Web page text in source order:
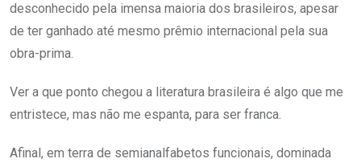
desconhecido pela imensa maioria dos brasileiros, apesar
de ter ganhado até mesmo prêmio internacional pela sua
obra-prima.
Ver a que ponto chegou a literatura brasileira é algo que me
entristece, mas não me espanta, para ser franca.
Afinal, em terra de semianalfabetos funcionais, dominada